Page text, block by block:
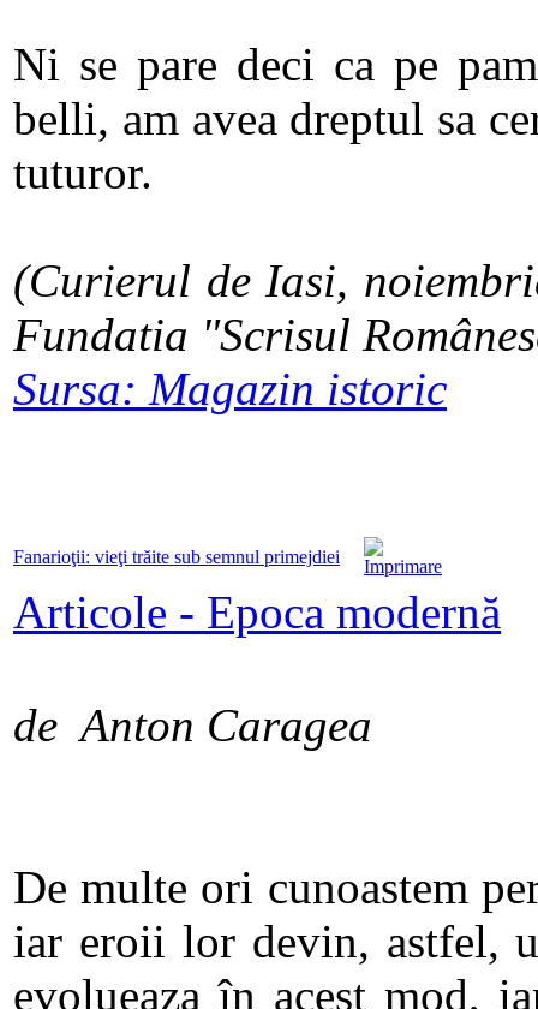
Ni se pare deci ca pe
belli, am avea dreptul sa
tuturor.
(Curierul de Iasi,
Fundatia "Scrisul
Sursa: Magazin istoric
Fanarioţii: vieţi trăite sub semnul primejdiei
Articole - Epoca modernă
de Anton Caragea
De multe ori cunoastem
iar eroii lor devin, astfel,
evolueaza în acest mod,